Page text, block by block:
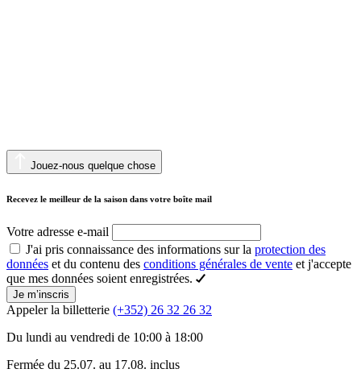
Jouez-nous quelque chose
Recevez le meilleur de la saison dans votre boîte mail
Votre adresse e-mail
J'ai pris connaissance des informations sur la protection des
données et du contenu des conditions générales de vente et j'accepte
que mes données soient enregistrées.
Je m’inscris
Appeler la billetterie (+352) 26 32 26 32
Du lundi au vendredi de 10:00 à 18:00
Fermée du 25.07. au 17.08. inclus